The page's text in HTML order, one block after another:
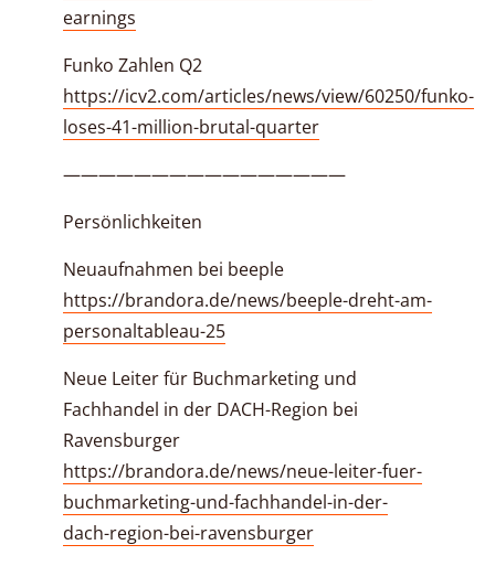
earnings
Funko Zahlen Q2
https://icv2.com/articles/news/view/60250/funko-
loses-41-million-brutal-quarter
————————————————
Persönlichkeiten
Neuaufnahmen bei beeple
https://brandora.de/news/beeple-dreht-am-
personaltableau-25
Neue Leiter für Buchmarketing und
Fachhandel in der DACH-Region bei
Ravensburger
https://brandora.de/news/neue-leiter-fuer-
buchmarketing-und-fachhandel-in-der-
dach-region-bei-ravensburger